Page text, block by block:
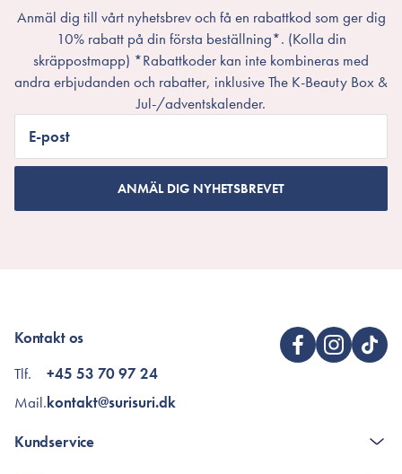
Anmäl dig till vårt nyhetsbrev och få en rabattkod som ger dig
10% rabatt på din första beställning*. (Kolla din
skräppostmapp) *Rabattkoder kan inte kombineras med
andra erbjudanden och rabatter, inklusive The K-Beauty Box &
Jul-/adventskalender.
E-post
ANMÄL DIG NYHETSBREVET
Kontakt os
Tlf.
Mail.
+45 53 70 97 24
kontakt@surisuri.dk
Kundservice